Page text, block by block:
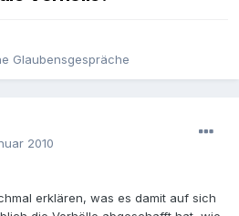
Glaubensgespräche
2010
erklären, was es damit auf sich